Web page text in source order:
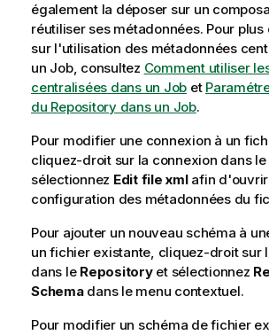
également la déposer sur un
réutiliser ses métadonnées. Pour
sur l'utilisation des métadonnées
un Job, consultez Comment utiliser
centralisées dans un Job et
du Repository dans un Job.
Pour modifier une connexion à un
cliquez-droit sur la connexion dans le
sélectionnez Edit file xmlafin d'ouvrir
configuration des métadonnées du
Pour ajouter un nouveau schéma à
un fichier existante, cliquez-droit sur
dans le Repositoryet sélectionnez
Schemadans le menu contextuel.
Pour modifier un schéma de fichier